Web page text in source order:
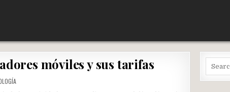
móviles y sus tarifas